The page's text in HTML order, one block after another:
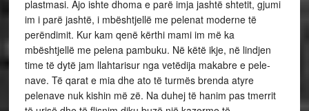
plastmasi. Ajo ishte dhoma e parë imja jashtë shtetit, gjumi
im i parë jashtë, i mbështjellë me pelenat moderne të
perëndimit. Kur kam qenë kërthi mami im më ka
mbështjellë me pelena pambuku. Në këtë ikje, në lindjen
time të dytë jam llahtarisur nga vetëdija makabre e pele­
nave. Të qarat e mia dhe ato të turmës brenda atyre
pelenave nuk kishin më zë. Na duhej të hanim pas tmerrit